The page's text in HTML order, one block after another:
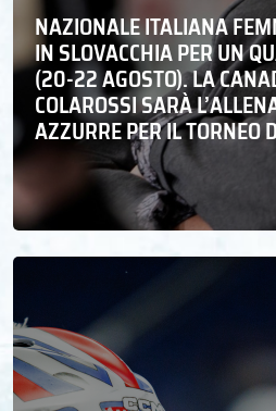
NAZIONALE ITALIANA
IN SLOVACCHIA PER UN
(20-22 AGOSTO). LA
COLAROSSI SARÀ
AZZURRE PER IL TORNEO